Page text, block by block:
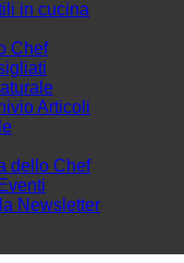
in cucina
Chef
Articoli
dello Chef
Newsletter